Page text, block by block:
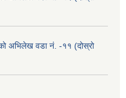
अभिलेख वडा नं. -११ (दोस्रो